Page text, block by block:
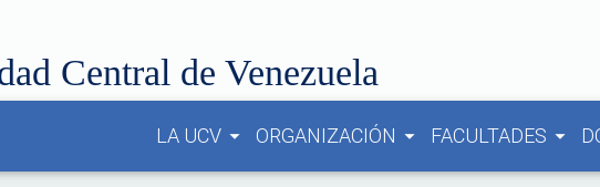
Central de Venezuela
LA UCV arrow_drop_down ORGANIZACIÓN arrow_drop_down FACULTADES arrow_drop_down